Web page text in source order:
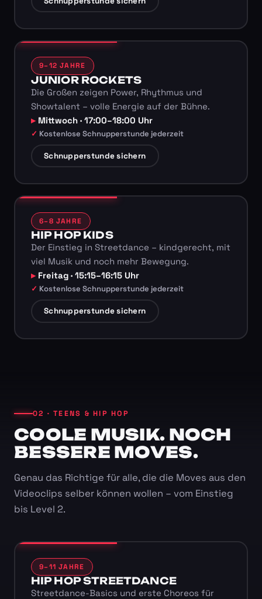
9–12 JAHRE
JUNIOR ROCKETS
Die Großen zeigen Power, Rhythmus und
Showtalent – volle Energie auf der Bühne.
Mittwoch · 17:00–18:00 Uhr
Kostenlose Schnupperstunde jederzeit
Schnupperstunde sichern
6–8 JAHRE
HIP HOP KIDS
Der Einstieg in Streetdance – kindgerecht, mit
viel Musik und noch mehr Bewegung.
Freitag · 15:15–16:15 Uhr
Kostenlose Schnupperstunde jederzeit
Schnupperstunde sichern
02 · TEENS & HIP HOP
COOLE MUSIK. NOCH
BESSERE MOVES.
Genau das Richtige für alle, die die Moves aus den
Videoclips selber können wollen – vom Einstieg
bis Level 2.
9–11 JAHRE
HIP HOP STREETDANCE
Streetdance-Basics und erste Choreos für